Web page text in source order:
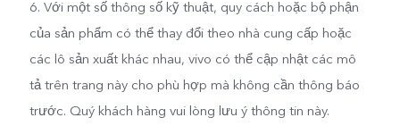
6. Với một số thông số kỹ thuật, quy cách hoặc bộ phận
của sản phẩm có thể thay đổi theo nhà cung cấp hoặc
các lô sản xuất khác nhau, vivo có thể cập nhật các mô
tả trên trang này cho phù hợp mà không cần thông báo
trước. Quý khách hàng vui lòng lưu ý thông tin này.